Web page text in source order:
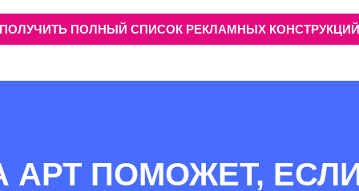
ПОЛУЧИТЬ ПОЛНЫЙ СПИСОК РЕКЛАМНЫХ КОНСТРУКЦИЙ
АРТ ПОМОЖЕТ,